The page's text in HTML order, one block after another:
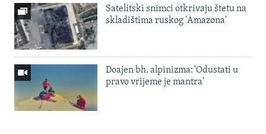
Satelitski snimci otkrivaju štetu na
skladištima ruskog 'Amazona'
Doajen bh. alpinizma: 'Odustati u
pravo vrijeme je mantra'